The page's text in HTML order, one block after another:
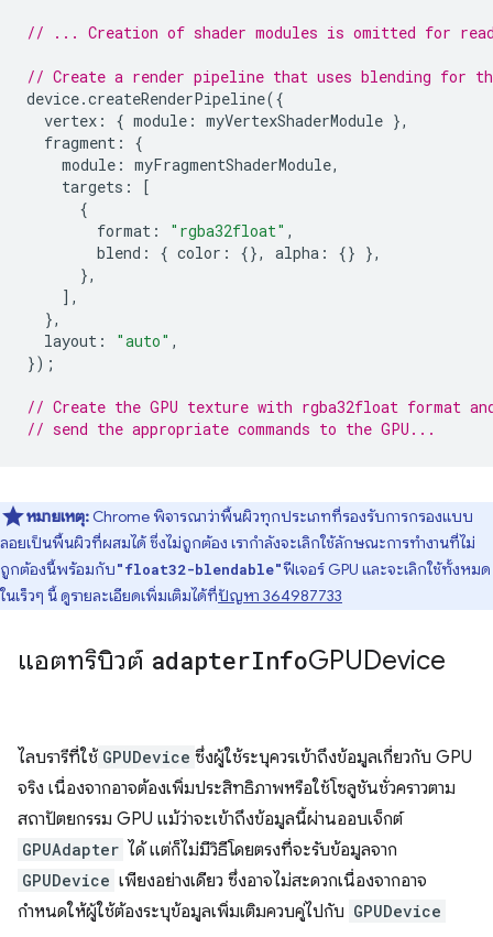
// ... Creation of shader modules is omitted for
// Create a render pipeline that uses blending for
device.createRenderPipeline({
vertex : { module : myVertexShaderModule },
fragment :
{
module : myFragmentShaderModule,
targets :
[
{
format : "rgba32float" ,
blend : { color : {}, alpha : {} },
},
],
},
layout : "auto" ,
});
// Create the GPU texture with rgba32float format
// send the appropriate commands to the GPU...
หมายเหตุ: Chrome พิจารณาว่าพื้นผิวทุกประเภทที่รองรับการกรองแบบ
ลอยเป็นพื้นผิวที่ผสมได้ ซึ่งไม่ถูกต้อง เรากำลังจะเลิกใช้ลักษณะการทำงานที่ไม่
ถูกต้องนี้พร้อมกับ"float32-blendable"ฟีเจอร์ GPU และจะเลิกใช้ทั้งหมด
ในเร็วๆ นี้ ดูรายละเอียดเพิ่มเติมได้ที่ปัญหา 364987733
แอตทริบิวต์ adapterInfoGPUDevice
ไลบรารีที่ใช้ GPUDevice ซึ่งผู้ใช้ระบุควรเข้าถึงข้อมูลเกี่ยวกับ GPU
จริง เนื่องจากอาจต้องเพิ่มประสิทธิภาพหรือใช้โซลูชันชั่วคราวตาม
สถาปัตยกรรม GPU แม้ว่าจะเข้าถึงข้อมูลนี้ผ่านออบเจ็กต์
GPUAdapter ได้ แต่ก็ไม่มีวิธีโดยตรงที่จะรับข้อมูลจาก
GPUDevice เพียงอย่างเดียว ซึ่งอาจไม่สะดวกเนื่องจากอาจ
กำหนดให้ผู้ใช้ต้องระบุข้อมูลเพิ่มเติมควบคู่ไปกับ GPUDevice